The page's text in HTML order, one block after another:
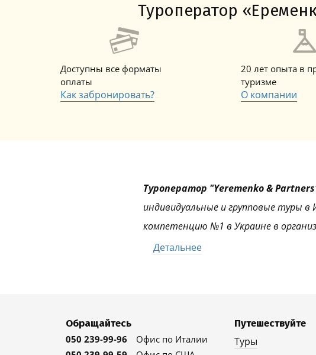
Туроператор
Доступны все форматы
оплаты
Как забронировать?
20 лет опыта в
туризме
О компании
Туроператор "Yeremenko &
индивидуальные и групповые туры
компетенцию №1 в Украине в
Детальнее
Обращайтесь
050 239-99-96
Офис по Италии
Путешествуйте
Туры